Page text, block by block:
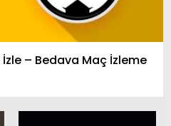
– Bedava Maç İzleme